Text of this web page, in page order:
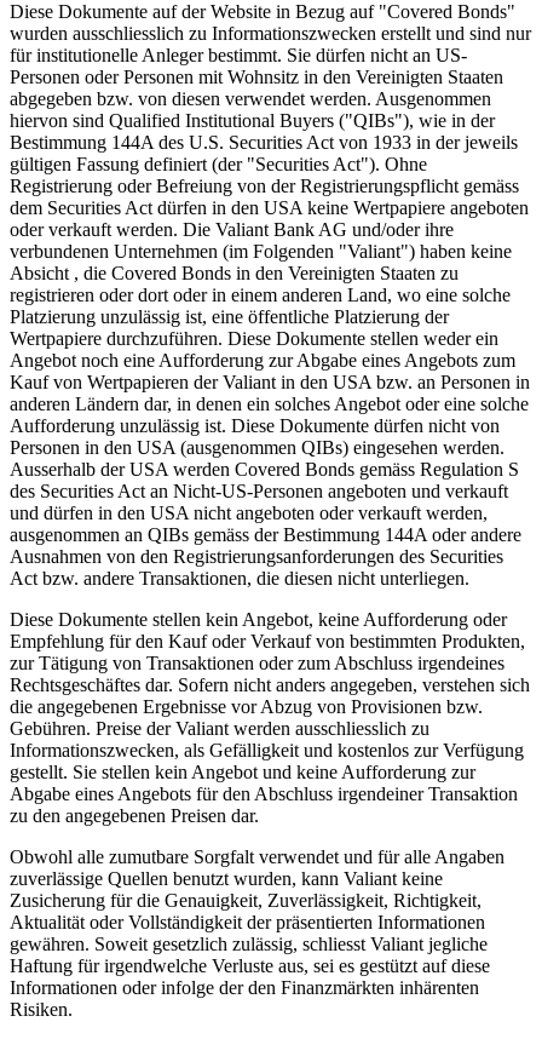
Diese Dokumente auf der Website in Bezug auf "Covered Bonds"
wurden ausschliesslich zu Informationszwecken erstellt und sind nur
für institutionelle Anleger bestimmt. Sie dürfen nicht an US-
Personen oder Personen mit Wohnsitz in den Vereinigten Staaten
abgegeben bzw. von diesen verwendet werden. Ausgenommen
hiervon sind Qualified Institutional Buyers ("QIBs"), wie in der
Bestimmung 144A des U.S. Securities Act von 1933 in der jeweils
gültigen Fassung definiert (der "Securities Act"). Ohne
Registrierung oder Befreiung von der Registrierungspflicht gemäss
dem Securities Act dürfen in den USA keine Wertpapiere angeboten
oder verkauft werden. Die Valiant Bank AG und/oder ihre
verbundenen Unternehmen (im Folgenden "Valiant") haben keine
Absicht , die Covered Bonds in den Vereinigten Staaten zu
registrieren oder dort oder in einem anderen Land, wo eine solche
Platzierung unzulässig ist, eine öffentliche Platzierung der
Wertpapiere durchzuführen. Diese Dokumente stellen weder ein
Angebot noch eine Aufforderung zur Abgabe eines Angebots zum
Kauf von Wertpapieren der Valiant in den USA bzw. an Personen in
anderen Ländern dar, in denen ein solches Angebot oder eine solche
Aufforderung unzulässig ist. Diese Dokumente dürfen nicht von
Personen in den USA (ausgenommen QIBs) eingesehen werden.
Ausserhalb der USA werden Covered Bonds gemäss Regulation S
des Securities Act an Nicht-US-Personen angeboten und verkauft
und dürfen in den USA nicht angeboten oder verkauft werden,
ausgenommen an QIBs gemäss der Bestimmung 144A oder andere
Ausnahmen von den Registrierungsanforderungen des Securities
Act bzw. andere Transaktionen, die diesen nicht unterliegen.
Diese Dokumente stellen kein Angebot, keine Aufforderung oder
Empfehlung für den Kauf oder Verkauf von bestimmten Produkten,
zur Tätigung von Transaktionen oder zum Abschluss irgendeines
Rechtsgeschäftes dar. Sofern nicht anders angegeben, verstehen sich
die angegebenen Ergebnisse vor Abzug von Provisionen bzw.
Gebühren. Preise der Valiant werden ausschliesslich zu
Informationszwecken, als Gefälligkeit und kostenlos zur Verfügung
gestellt. Sie stellen kein Angebot und keine Aufforderung zur
Abgabe eines Angebots für den Abschluss irgendeiner Transaktion
zu den angegebenen Preisen dar.
Obwohl alle zumutbare Sorgfalt verwendet und für alle Angaben
zuverlässige Quellen benutzt wurden, kann Valiant keine
Zusicherung für die Genauigkeit, Zuverlässigkeit, Richtigkeit,
Aktualität oder Vollständigkeit der präsentierten Informationen
gewähren. Soweit gesetzlich zulässig, schliesst Valiant jegliche
Haftung für irgendwelche Verluste aus, sei es gestützt auf diese
Informationen oder infolge der den Finanzmärkten inhärenten
Risiken.